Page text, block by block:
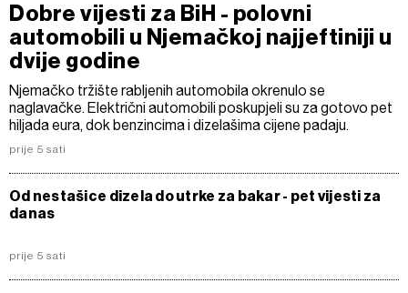
Dobre vijesti za BiH - polovni
automobili u Njemačkoj najjeftiniji u
dvije godine
Njemačko tržište rabljenih automobila okrenulo se
naglavačke. Električni automobili poskupjeli su za gotovo pet
hiljada eura, dok benzincima i dizelašima cijene padaju.
prije 5 sati
Od nestašice dizela do utrke za bakar - pet vijesti za
danas
prije 5 sati